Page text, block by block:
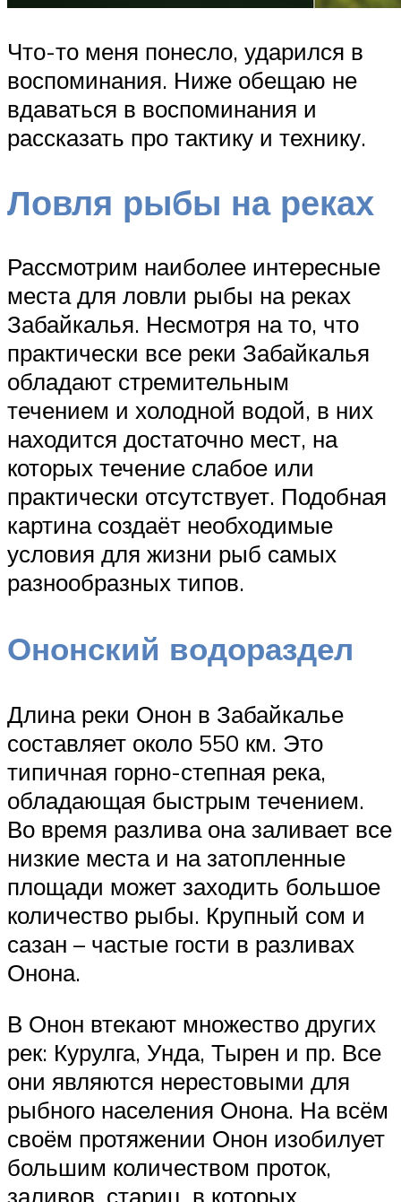
Что-то меня понесло, ударился в
воспоминания. Ниже обещаю не
вдаваться в воспоминания и
рассказать про тактику и технику.
Ловля рыбы на реках
Рассмотрим наиболее интересные
места для ловли рыбы на реках
Забайкалья. Несмотря на то, что
практически все реки Забайкалья
обладают стремительным
течением и холодной водой, в них
находится достаточно мест, на
которых течение слабое или
практически отсутствует. Подобная
картина создаёт необходимые
условия для жизни рыб самых
разнообразных типов.
Ононский водораздел
Длина реки Онон в Забайкалье
составляет около 550 км. Это
типичная горно-степная река,
обладающая быстрым течением.
Во время разлива она заливает все
низкие места и на затопленные
площади может заходить большое
количество рыбы. Крупный сом и
сазан – частые гости в разливах
Онона.
В Онон втекают множество других
рек: Курулга, Унда, Тырен и пр. Все
они являются нерестовыми для
рыбного населения Онона. На всём
своём протяжении Онон изобилует
большим количеством проток,
заливов, стариц, в которых